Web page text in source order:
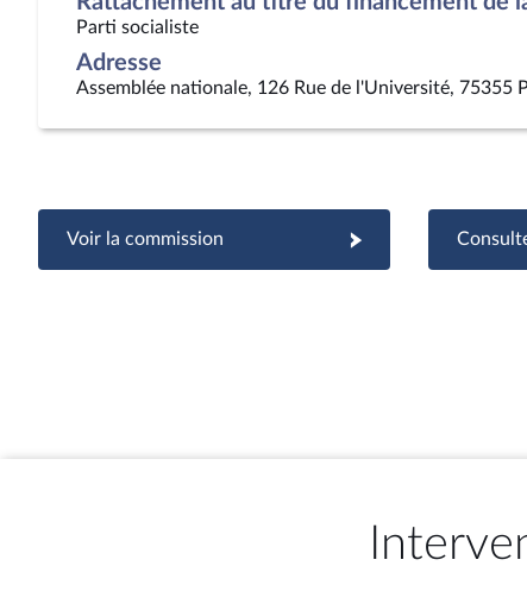
Parti socialiste
Adresse
Assemblée nationale, 126 Rue de l'Université, 75355
Voir la commission